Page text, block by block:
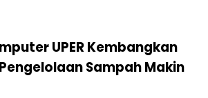
UPER Kembangkan
Sampah Makin